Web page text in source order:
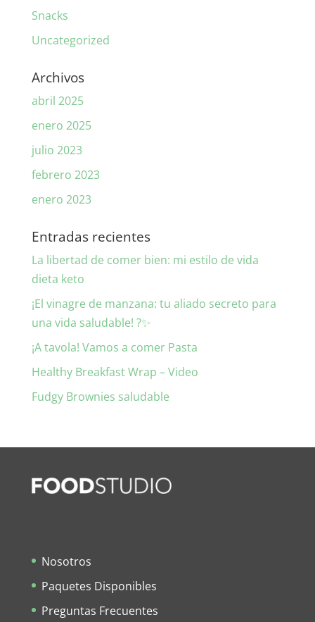
Snacks
Uncategorized
Archivos
abril 2025
enero 2025
julio 2023
febrero 2023
enero 2023
Entradas recientes
La libertad de comer bien: mi estilo de vida
dieta keto
¡El vinagre de manzana: tu aliado secreto para
una vida saludable! ?✨
¡A tavola! Vamos a comer Pasta
Healthy Breakfast Wrap – Video
Fudgy Brownies saludable
Nosotros
Paquetes Disponibles
Preguntas Frecuentes